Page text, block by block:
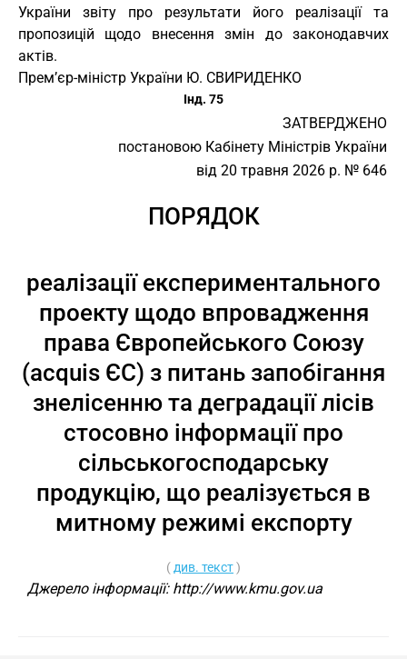
України звіту про результати його реалізації та
пропозицій щодо внесення змін до законодавчих
актів.
Прем’єр-міністр України Ю. СВИРИДЕНКО
Інд. 75
ЗАТВЕРДЖЕНО
постановою Кабінету Міністрів України
від 20 травня 2026 р. № 646
ПОРЯДОК
реалізації експериментального
проекту щодо впровадження
права Європейського Союзу
(acquis ЄС) з питань запобігання
знелісенню та деградації лісів
стосовно інформації про
сільськогосподарську
продукцію, що реалізується в
митному режимі експорту
( див. текст)
Джерело інформації: http://www.kmu.gov.ua